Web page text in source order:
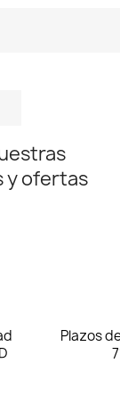
y ofertas
Plazos